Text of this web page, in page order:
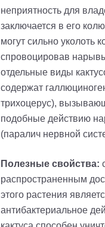
неприятность для
заключается в его
могут сильно уколоть
спровоцировав
отдельные виды
содержат
трихоцерус),
подобные действию
(паралич нервной
Полезные свойства:
распространенным
этого растения
антибактериальное